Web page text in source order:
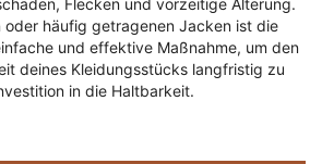
Flecken und vorzeitige Alterung.
oder häufig getragenen Jacken ist die
und effektive Maßnahme, um den
deines Kleidungsstücks langfristig zu
in die Haltbarkeit.